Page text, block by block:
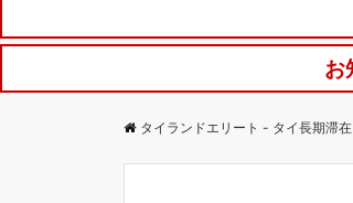
お
タイランドエリート - タイ長期滞